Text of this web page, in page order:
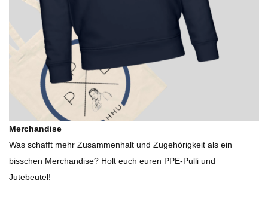
Merchandise
Was schafft mehr Zusammenhalt und Zugehörigkeit als ein
bisschen Merchandise? Holt euch euren PPE-Pulli und
Jutebeutel!